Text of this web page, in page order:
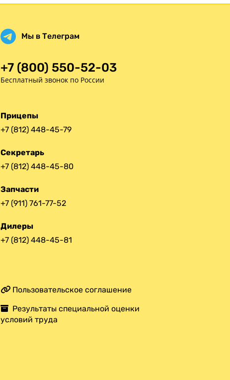
Мы в Телеграм
+7 (800) 550-52-03
Бесплатный звонок по России
Прицепы
+7 (812) 448-45-79
Секретарь
+7 (812) 448-45-80
Запчасти
+7 (911) 761-77-52
Дилеры
+7 (812) 448-45-81
Пользовательское соглашение
Результаты специальной оценки
условий труда